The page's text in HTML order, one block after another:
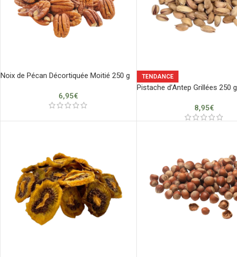
Noix de Pécan Décortiquée Moitié 250 g
6,95€
TENDANCE
Pistache d’Antep Grillées 250 g
8,95€